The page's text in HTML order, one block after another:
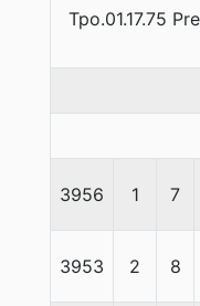
Tpo.01.17.75
3956 1 7
3953 2 8